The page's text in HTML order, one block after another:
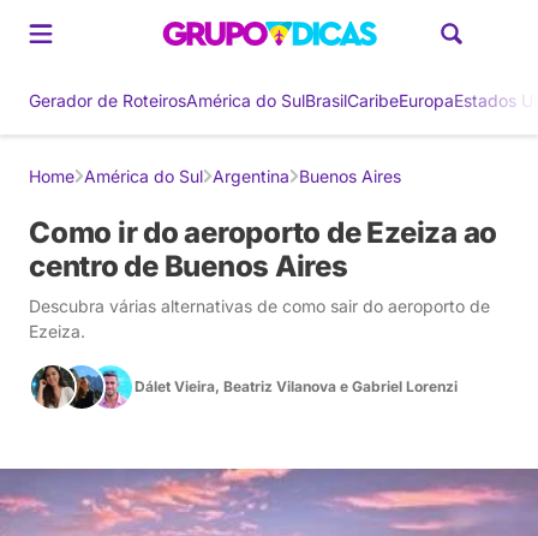
Gerador de RoteirosAmérica do SulBrasilCaribeEuropaEstados
Home América do Sul Argentina Buenos Aires
Como ir do aeroporto de Ezeiza ao
centro de Buenos Aires
Descubra várias alternativas de como sair do aeroporto de
Ezeiza.
Dálet Vieira, Beatriz Vilanova e Gabriel Lorenzi